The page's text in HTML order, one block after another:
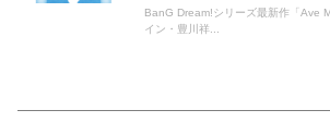
BanG Dream!シリーズ最新作「Ave
イン・豊川祥...